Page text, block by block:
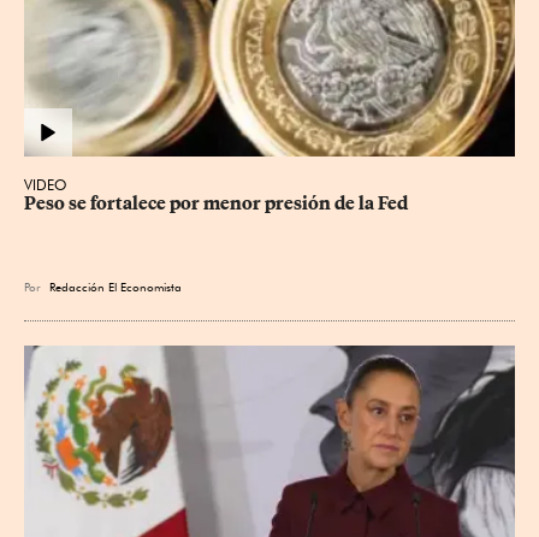
VIDEO
Peso se fortalece por menor presión de la Fed
Por Redacción El Economista